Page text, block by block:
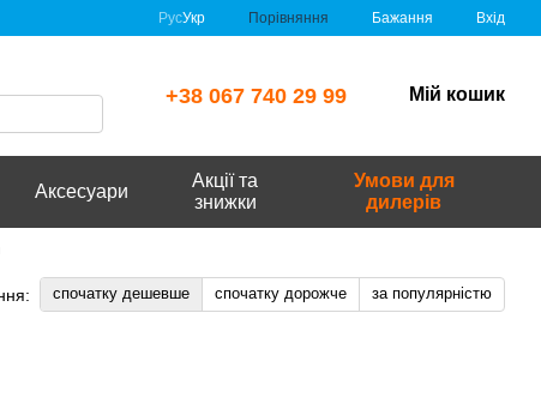
РусУкр Порівняння Бажання Вхід
+38 067 740 29 99 Мій кошик
Аксесуари
Акції та
знижки
Умови для
дилерів
спочатку дешевше спочатку дорожче за популярністю